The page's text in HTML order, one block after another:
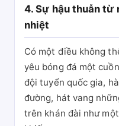
4. Sự hậu thuẫn từ
nhiệt
Có một điều không
yêu bóng đá một
đội tuyển quốc gia,
đường, hát vang
trên khán đài như